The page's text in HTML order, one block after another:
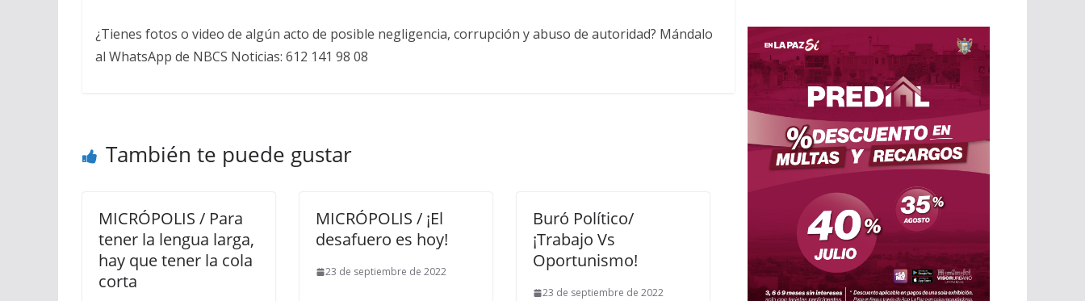
¿Tienes fotos o video de algún acto de posible negligencia, corrupción y abuso de autoridad? Mándalo
al WhatsApp de NBCS Noticias: 612 141 98 08
También te puede gustar
MICRÓPOLIS / Para
tener la lengua larga,
hay que tener la cola
corta
MICRÓPOLIS / ¡El
desafuero es hoy!
23 de septiembre de 2022
Buró Político/
¡Trabajo Vs
Oportunismo!
23 de septiembre de 2022